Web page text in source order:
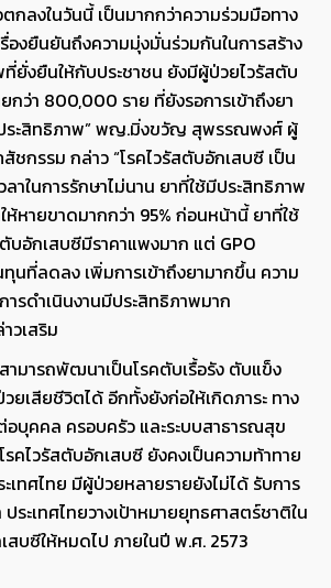
กลงในวันนี้ เป็นมากกว่าความร่วมมือทาง
องยืนยันถึงความมุ่งมั่นร่วมกันในการสร้าง
ยั่งยืนให้กับประชาชน ยังมีผู้ป่วยไวรัสตับ
กว่า 800,000 ราย ที่ยังรอการเข้าถึงยา
ประสิทธิภาพ” พญ.มิ่งขวัญ สุพรรณพงศ์ ผู้
ชกรรม กล่าว “โรคไวรัสตับอักเสบซี เป็น
ลาในการรักษาไม่นาน ยาที่ใช้มีประสิทธิภาพ
ห้หายขาดมากกว่า 95% ก่อนหน้านี้ ยาที่ใช้
บอักเสบซีมีราคาแพงมาก แต่ GPO
นที่ลดลง เพิ่มการเข้าถึงยามากขึ้น ความ
ารดำเนินงานมีประสิทธิภาพมาก
เสริม
ามารถพัฒนาเป็นโรคตับเรื้อรัง ตับแข็ง
วยเสียชีวิตได้ อีกทั้งยังก่อให้เกิดภาระ ทาง
อบุคคล ครอบครัว และระบบสาธารณสุข
รคไวรัสตับอักเสบซี ยังคงเป็นความท้าทาย
เทศไทย มีผู้ป่วยหลายรายยังไม่ได้ รับการ
ระเทศไทยวางเป้าหมายยุทธศาสตร์ชาติใน
สบซีให้หมดไป ภายในปี พ.ศ. 2573